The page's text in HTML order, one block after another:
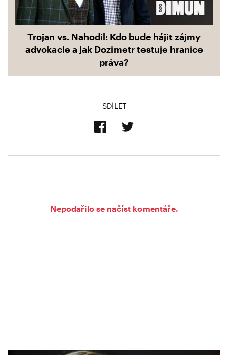
Trojan vs. Nahodil: Kdo bude hájit zájmy
advokacie a jak Dozimetr testuje hranice
práva?
SDÍLET
Nepodařilo se načíst komentáře.